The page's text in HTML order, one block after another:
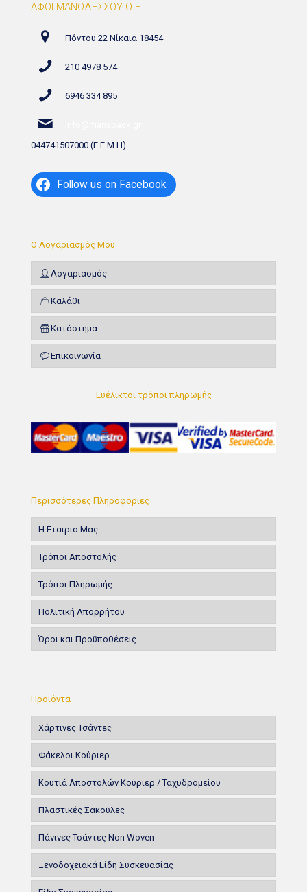
ΑΦΟΙ ΜΑΝΩΛΕΣΣΟΥ Ο.Ε.
Πόντου 22 Νίκαια 18454
210 4978 574
6946 334 895
044741507000 (Γ.Ε.Μ.Η)
Follow us on Facebook
Ο Λογαριασμός Μου
Λογαριασμός
Καλάθι
Κατάστημα
Επικοινωνία
Ευέλικτοι τρόποι πληρωμής
Περισσότερες Πληροφορίες
Η Εταιρία Μας
Τρόποι Αποστολής
Τρόποι Πληρωμής
Πολιτική Απορρήτου
Όροι και Προϋποθέσεις
Προϊόντα
Χάρτινες Τσάντες
Φάκελοι Κούριερ
Κουτιά Αποστολών Κούριερ / Ταχυδρομείου
Πλαστικές Σακούλες
Πάνινες Τσάντες Non Woven
Ξενοδοχειακά Είδη Συσκευασίας